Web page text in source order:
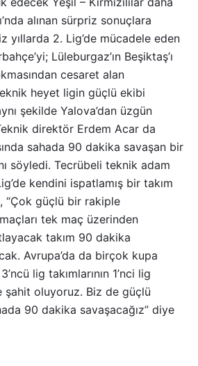
alınan sürpriz sonuçlara
yıllarda 2. Lig’de mücadele eden
Lüleburgaz’ın Beşiktaş’ı
cesaret alan
heyet ligin güçlü ekibi
şekilde Yalova’dan üzgün
direktör Erdem Acar da
sahada 90 dakika savaşan bir
söyledi. Tecrübeli teknik adam
kendini ispatlamış bir takım
“Çok güçlü bir rakiple
tek maç üzerinden
takım 90 dakika
Avrupa’da da birçok kupa
lig takımlarının 1’nci lig
şahit oluyoruz. Biz de güçlü
90 dakika savaşacağız” diye